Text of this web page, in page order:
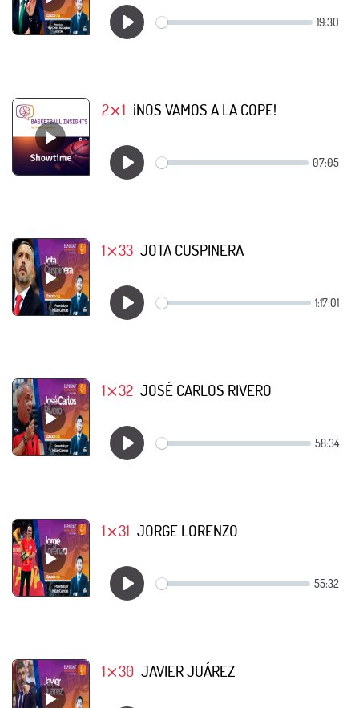
2⨯1 ¡NOS VAMOS A LA COPE!
1⨯33 JOTA CUSPINERA
1⨯32 JOSÉ CARLOS RIVERO
1⨯31 JORGE LORENZO
1⨯30 JAVIER JUÁREZ